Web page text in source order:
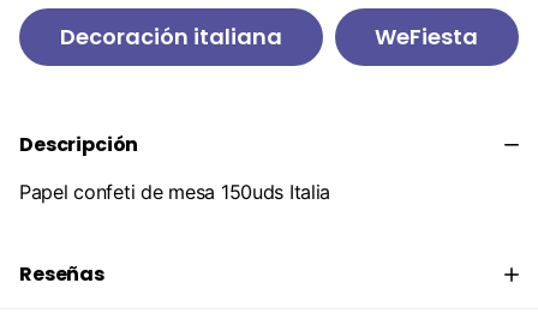
Decoración italiana WeFiesta
Descripción
Papel confeti de mesa 150uds Italia
Reseñas